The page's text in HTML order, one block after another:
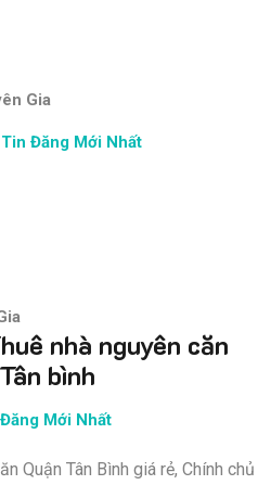
Gia
Đăng Mới Nhất
nhà nguyên căn
bình
Mới Nhất
Quận Tân Bình giá rẻ, Chính